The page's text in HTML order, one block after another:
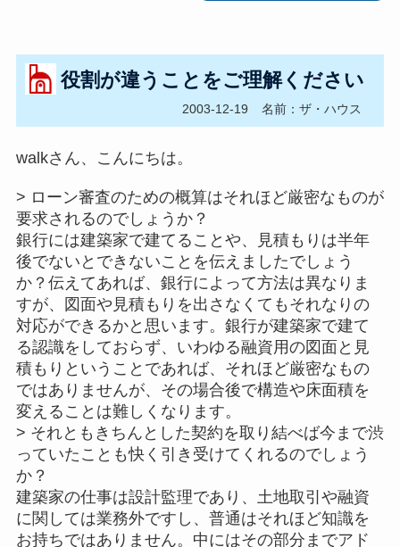
役割が違うことをご理解ください
2003-12-19 名前：ザ・ハウス
walkさん、こんにちは。
> ローン審査のための概算はそれほど厳密なものが
要求されるのでしょうか？
銀行には建築家で建てることや、見積もりは半年
後でないとできないことを伝えましたでしょう
か？伝えてあれば、銀行によって方法は異なりま
すが、図面や見積もりを出さなくてもそれなりの
対応ができるかと思います。銀行が建築家で建て
る認識をしておらず、いわゆる融資用の図面と見
積もりということであれば、それほど厳密なもの
ではありませんが、その場合後で構造や床面積を
変えることは難しくなります。
> それともきちんとした契約を取り結べば今まで渋
っていたことも快く引き受けてくれるのでしょう
か？
建築家の仕事は設計監理であり、土地取引や融資
に関しては業務外ですし、普通はそれほど知識を
お持ちではありません。中にはその部分までアド